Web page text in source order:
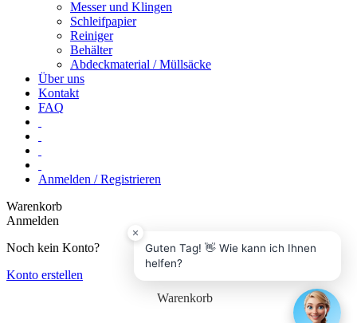
Messer und Klingen
Schleifpapier
Reiniger
Behälter
Abdeckmaterial / Müllsäcke
Über uns
Kontakt
FAQ
Anmelden / Registrieren
Warenkorb
Anmelden
Noch kein Konto?
Konto erstellen
Warenkorb
Guten Tag! 👋 Wie kann ich Ihnen
helfen?